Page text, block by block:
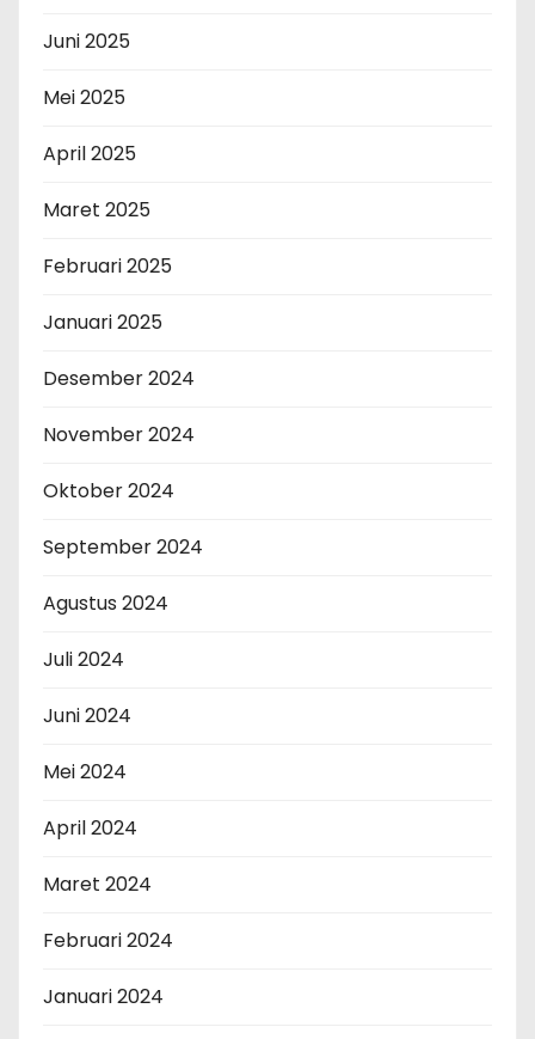
Juni 2025
Mei 2025
April 2025
Maret 2025
Februari 2025
Januari 2025
Desember 2024
November 2024
Oktober 2024
September 2024
Agustus 2024
Juli 2024
Juni 2024
Mei 2024
April 2024
Maret 2024
Februari 2024
Januari 2024